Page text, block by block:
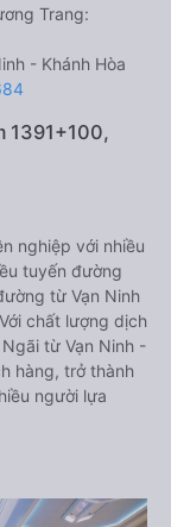
Trang:
- Khánh Hòa
1391+100,
nghiệp với nhiều
tuyến đường
từ Vạn Ninh
chất lượng dịch
từ Vạn Ninh -
hàng, trở thành
người lựa